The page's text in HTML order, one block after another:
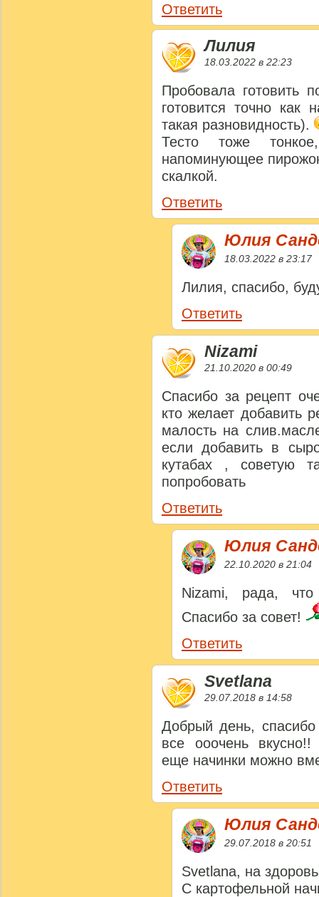
Ответить
Лилия
18.03.2022 в 22:23
Пробовала готовить
готовится точно как
такая разновидность).
Тесто тоже
напоминующее
скалкой.
Ответить
Юлия
18.03.2022 в 23:17
Лилия, спасибо,
Ответить
Nizami
21.10.2020 в 00:49
Спасибо за рецепт
кто желает добавить
малость на
если добавить в
кутабах , советую
попробовать
Ответить
Юлия
22.10.2020 в 21:04
Nizami, рада,
Спасибо за совет!
Ответить
Svetlana
29.07.2018 в 14:58
Добрый день, спасибо
все ооочень
еще начинки можно
Ответить
Юлия
29.07.2018 в 20:51
Svetlana, на
С картофельной